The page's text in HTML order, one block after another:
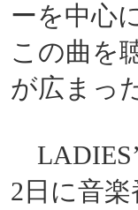
ーを中心
この曲を
が広まっ
2日に音